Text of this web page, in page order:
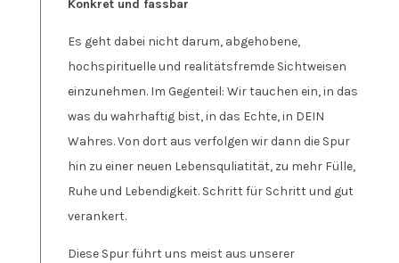
Konkret und fassbar
Es geht dabei nicht darum, abgehobene,
hochspirituelle und realitätsfremde Sichtweisen
einzunehmen. Im Gegenteil: Wir tauchen ein, in das
was du wahrhaftig bist, in das Echte, in DEIN
Wahres. Von dort aus verfolgen wir dann die Spur
hin zu einer neuen Lebensquliatität, zu mehr Fülle,
Ruhe und Lebendigkeit. Schritt für Schritt und gut
verankert.
Diese Spur führt uns meist aus unserer